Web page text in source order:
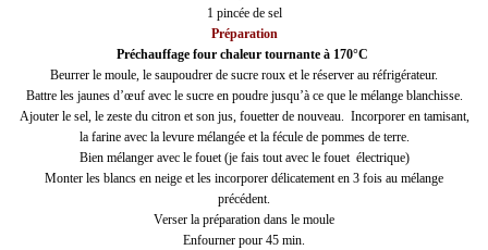
1 pincée de sel
Préparation
Préchauffage four chaleur tournante à 170°C
Beurrer le moule, le saupoudrer de sucre roux et le réserver au réfrigérateur.
Battre les jaunes d’œuf avec le sucre en poudre jusqu’à ce que le mélange blanchisse.
Ajouter le sel, le zeste du citron et son jus, fouetter de nouveau. Incorporer en tamisant,
la farine avec la levure mélangée et la fécule de pommes de terre.
Bien mélanger avec le fouet (je fais tout avec le fouet électrique)
Monter les blancs en neige et les incorporer délicatement en 3 fois au mélange
précédent.
Verser la préparation dans le moule
Enfourner pour 45 min.